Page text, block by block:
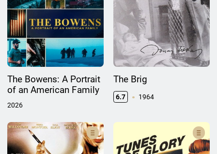
The Bowens: A Portrait
of an American Family
2026
The Brig
6.7 1964